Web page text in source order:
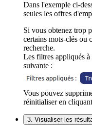
Dans l'exemple ci-
seules les offres
Si vous obtenez trop
certains mots-clés ou
recherche.
Les filtres appliqués à
suivante :
Vous pouvez
réinitialiser en
3. Visualiser les